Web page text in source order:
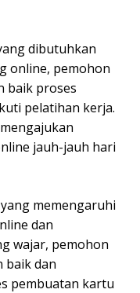
dibutuhkan
online, pemohon
baik proses
pelatihan kerja.
jauh-jauh hari
memengaruhi
dan
wajar, pemohon
baik dan
pembuatan kartu